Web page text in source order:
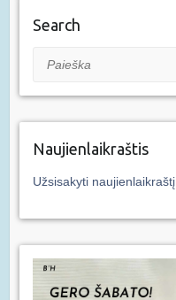
Search
Paieška
Naujienlaikraštis
Užsisakyti naujienlaikraštį